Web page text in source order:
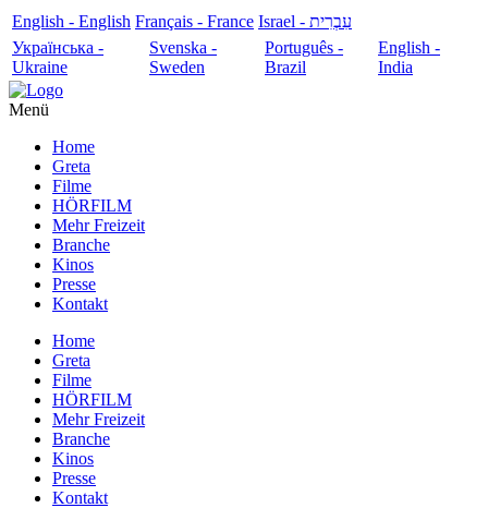
English - English Français - France
עִבְרִית - Israel
Українська -
Ukraine
Svenska -
Sweden
Português -
Brazil
English -
India
Menü
Home
Greta
Filme
HÖRFILM
Mehr Freizeit
Branche
Kinos
Presse
Kontakt
Home
Greta
Filme
HÖRFILM
Mehr Freizeit
Branche
Kinos
Presse
Kontakt